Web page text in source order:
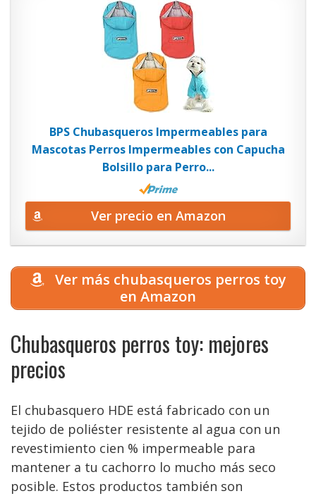
BPS Chubasqueros Impermeables para
Mascotas Perros Impermeables con Capucha
Bolsillo para Perro...
Ver precio en Amazon
Ver más chubasqueros perros toy
en Amazon
Chubasqueros perros toy: mejores
precios
El chubasquero HDE está fabricado con un
tejido de poliéster resistente al agua con un
revestimiento cien % impermeable para
mantener a tu cachorro lo mucho más seco
posible. Estos productos también son